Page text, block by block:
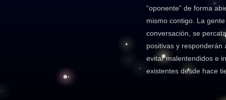
“oponente” de forma
mismo contigo. La
conversación, se
positivas y responderán
evitar malentendidos e
existentes desde hace